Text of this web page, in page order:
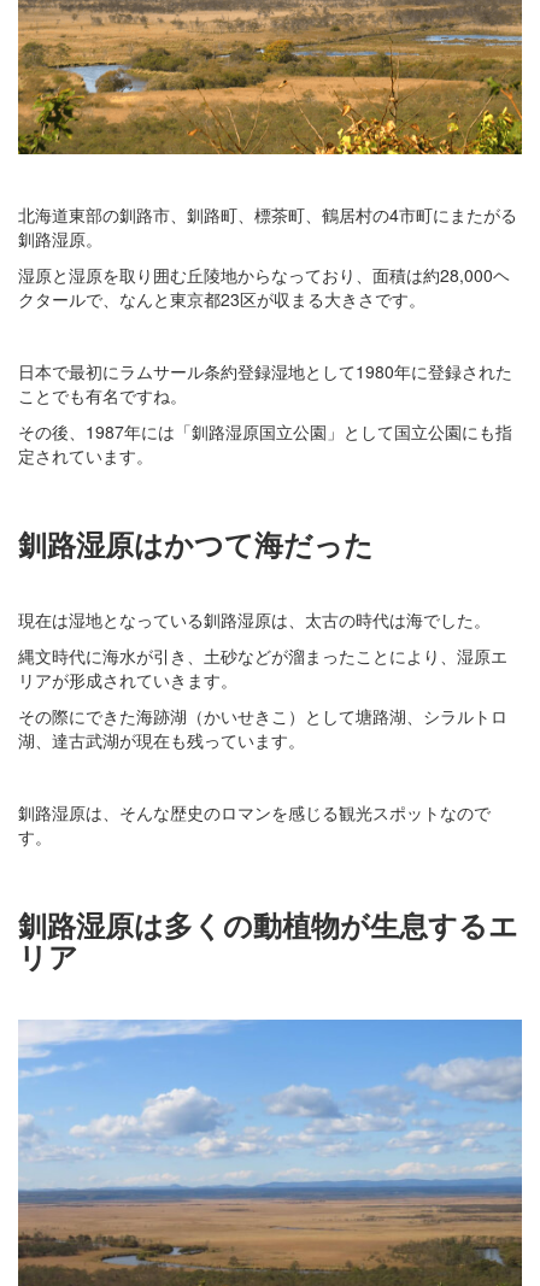
北海道東部の釧路市、釧路町、標茶町、鶴居村の4市町にまたがる
釧路湿原。
湿原と湿原を取り囲む丘陵地からなっており、面積は約28,000ヘ
クタールで、なんと東京都23区が収まる大きさです。
日本で最初にラムサール条約登録湿地として1980年に登録された
ことでも有名ですね。
その後、1987年には「釧路湿原国立公園」として国立公園にも指
定されています。
釧路湿原はかつて海だった
現在は湿地となっている釧路湿原は、太古の時代は海でした。
縄文時代に海水が引き、土砂などが溜まったことにより、湿原エ
リアが形成されていきます。
その際にできた海跡湖（かいせきこ）として塘路湖、シラルトロ
湖、達古武湖が現在も残っています。
釧路湿原は、そんな歴史のロマンを感じる観光スポットなので
す。
釧路湿原は多くの動植物が生息するエ
リア